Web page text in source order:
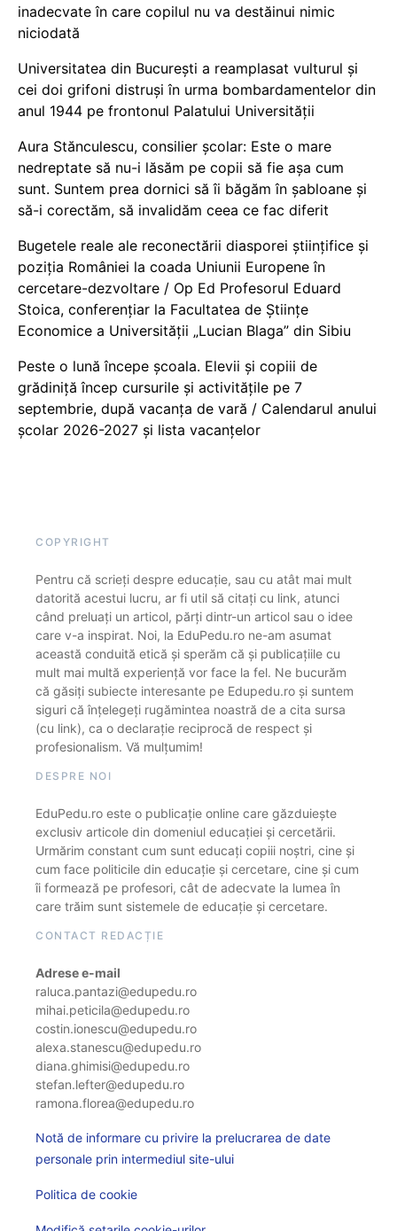
inadecvate în care copilul nu va destăinui nimic
niciodată
Universitatea din București a reamplasat vulturul și
cei doi grifoni distruși în urma bombardamentelor din
anul 1944 pe frontonul Palatului Universității
Aura Stănculescu, consilier școlar: Este o mare
nedreptate să nu-i lăsăm pe copii să fie așa cum
sunt. Suntem prea dornici să îi băgăm în șabloane și
să-i corectăm, să invalidăm ceea ce fac diferit
Bugetele reale ale reconectării diasporei științifice și
poziția României la coada Uniunii Europene în
cercetare-dezvoltare / Op Ed Profesorul Eduard
Stoica, conferențiar la Facultatea de Științe
Economice a Universității „Lucian Blaga” din Sibiu
Peste o lună începe școala. Elevii și copiii de
grădiniță încep cursurile și activitățile pe 7
septembrie, după vacanța de vară / Calendarul anului
școlar 2026-2027 și lista vacanțelor
COPYRIGHT
Pentru că scrieți despre educație, sau cu atât mai mult
datorită acestui lucru, ar fi util să citați cu link, atunci
când preluați un articol, părți dintr-un articol sau o idee
care v-a inspirat. Noi, la EduPedu.ro ne-am asumat
această conduită etică și sperăm că și publicațiile cu
mult mai multă experiență vor face la fel. Ne bucurăm
că găsiți subiecte interesante pe Edupedu.ro și suntem
siguri că înțelegeți rugămintea noastră de a cita sursa
(cu link), ca o declarație reciprocă de respect și
profesionalism. Vă mulțumim!
DESPRE NOI
EduPedu.ro este o publicație online care găzduiește
exclusiv articole din domeniul educației și cercetării.
Urmărim constant cum sunt educați copiii noștri, cine și
cum face politicile din educație și cercetare, cine și cum
îi formează pe profesori, cât de adecvate la lumea în
care trăim sunt sistemele de educație și cercetare.
CONTACT REDACȚIE
Adrese e-mail
raluca.pantazi@edupedu.ro
mihai.peticila@edupedu.ro
costin.ionescu@edupedu.ro
alexa.stanescu@edupedu.ro
diana.ghimisi@edupedu.ro
stefan.lefter@edupedu.ro
ramona.florea@edupedu.ro
Notă de informare cu privire la prelucrarea de date
personale prin intermediul site-ului
Politica de cookie